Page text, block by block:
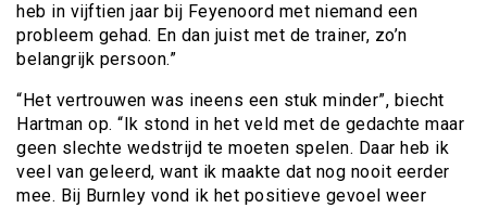
heb in vijftien jaar bij Feyenoord met niemand een
probleem gehad. En dan juist met de trainer, zo’n
belangrijk persoon.”
“Het vertrouwen was ineens een stuk minder”, biecht
Hartman op. “Ik stond in het veld met de gedachte maar
geen slechte wedstrijd te moeten spelen. Daar heb ik
veel van geleerd, want ik maakte dat nog nooit eerder
mee. Bij Burnley vond ik het positieve gevoel weer